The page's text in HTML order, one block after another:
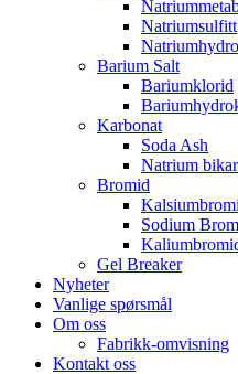
Natriumsulfitt
Barium Salt
Bariumklorid
Karbonat
Soda Ash
Natrium
Bromid
Sodium
Gel Breaker
Nyheter
Vanlige spørsmål
Om oss
Fabrikk-omvisning
Kontakt oss